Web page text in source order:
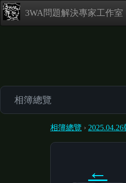
3WA問題解決專家工作室
相簿總覽
相簿總覽 ›
←